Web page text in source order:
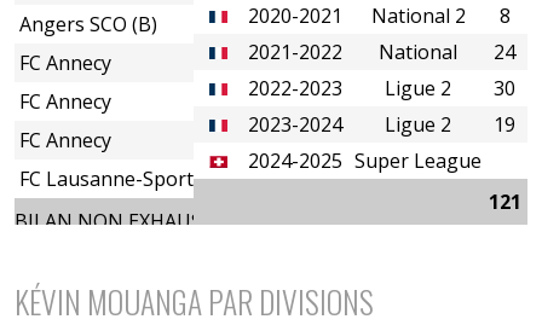
2020-2021
National 2 8
2021-2022
National 24
2022-2023
Ligue 2 30
2023-2024
Ligue 2 19
2024-2025 Super League
121
Angers SCO (B)
FC Annecy
FC Annecy
FC Annecy
FC Lausanne-Sport
BILAN NON EXHAUSTIF
KÉVIN MOUANGA PAR DIVISIONS